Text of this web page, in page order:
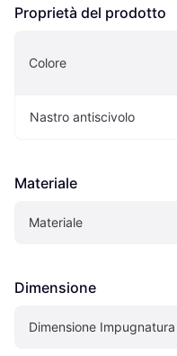
Proprietà del prodotto
Colore
Nastro antiscivolo
Materiale
Materiale
Dimensione
Dimensione Impugnatura